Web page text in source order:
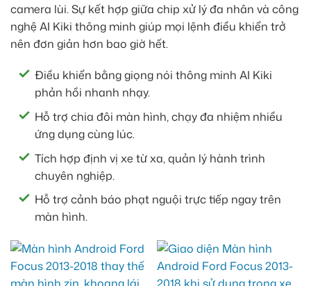
camera lùi. Sự kết hợp giữa chip xử lý đa nhân và công
nghệ AI Kiki thông minh giúp mọi lệnh điều khiển trở
nên đơn giản hơn bao giờ hết.
Điều khiển bằng giọng nói thông minh AI Kiki
phản hồi nhanh nhạy.
Hỗ trợ chia đôi màn hình, chạy đa nhiệm nhiều
ứng dụng cùng lúc.
Tích hợp định vị xe từ xa, quản lý hành trình
chuyên nghiệp.
Hỗ trợ cảnh báo phạt nguội trực tiếp ngay trên
màn hình.